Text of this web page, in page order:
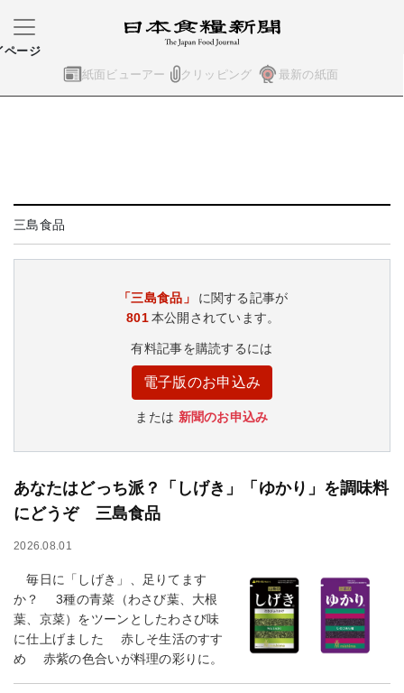
紙面ビューアー クリッピング 最新の紙面
ページ
三島食品
「三島食品」
に関する記事が
801本公開されています。
有料記事を購読するには
電子版のお申込み
または 新聞のお申込み
あなたはどっち派？「しげき」「ゆかり」を調味料
にどうぞ 三島食品
2026.08.01
毎日に「しげき」、足りてます
か？ 3種の青菜（わさび葉、大根
葉、京菜）をツーンとしたわさび味
に仕上げました 赤しそ生活のすす
め 赤紫の色合いが料理の彩りに。